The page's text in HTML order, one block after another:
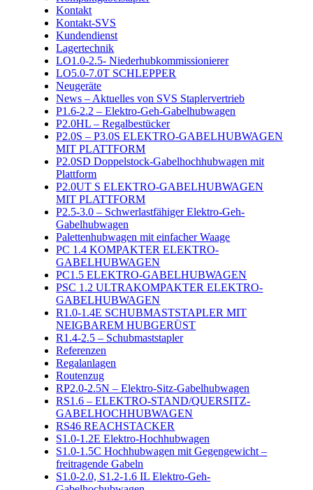
Kontakt
Kontakt-SVS
Kundendienst
Lagertechnik
LO1.0-2.5- Niederhubkommissionierer
LO5.0-7.0T SCHLEPPER
Neugeräte
News – Aktuelles von SVS Staplervertrieb
P1.6-2.2 – Elektro-Geh-Gabelhubwagen
P2.0HL – Regalbestücker
P2.0S – P3.0S ELEKTRO-GABELHUBWAGEN
MIT PLATTFORM
P2.0SD Doppelstock-Gabelhochhubwagen mit
Plattform
P2.0UT S ELEKTRO-GABELHUBWAGEN
MIT PLATTFORM
P2.5-3.0 – Schwerlastfähiger Elektro-Geh-
Gabelhubwagen
Palettenhubwagen mit einfacher Waage
PC 1.4 KOMPAKTER ELEKTRO-
GABELHUBWAGEN
PC1.5 ELEKTRO-GABELHUBWAGEN
PSC 1.2 ULTRAKOMPAKTER ELEKTRO-
GABELHUBWAGEN
R1.0-1.4E SCHUBMASTSTAPLER MIT
NEIGBAREM HUBGERÜST
R1.4-2.5 – Schubmaststapler
Referenzen
Regalanlagen
Routenzug
RP2.0-2.5N – Elektro-Sitz-Gabelhubwagen
RS1.6 – ELEKTRO-STAND/QUERSITZ-
GABELHOCHHUBWAGEN
RS46 REACHSTACKER
S1.0-1.2E Elektro-Hochhubwagen
S1.0-1.5C Hochhubwagen mit Gegengewicht –
freitragende Gabeln
S1.0-2.0, S1.2-1.6 IL Elektro-Geh-